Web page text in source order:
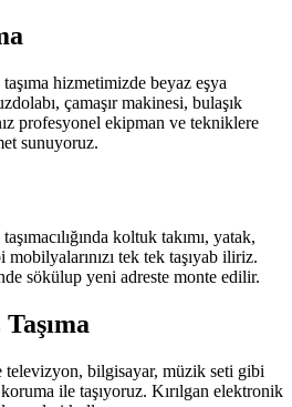
hizmetimizde beyaz eşya
çamaşır makinesi, bulaşık
profesyonel ekipman ve tekniklere
sunuyoruz.
koltuk takımı, yatak,
tek tek taşıyab iliriz.
sökülup yeni adreste monte edilir.
televizyon, bilgisayar, müzik seti gibi
ile taşıyoruz. Kırılgan elektronik